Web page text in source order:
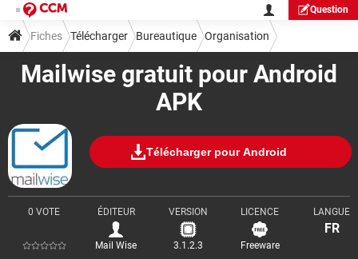
Question
Mailwise gratuit pour Android
APK
Télécharger pour Android
0 VOTE ÉDITEUR
Mail Wise
VERSION
3.1.2.3
LICENCE
Freeware
LANGUE
FR
Fiches Télécharger Bureautique Organisation